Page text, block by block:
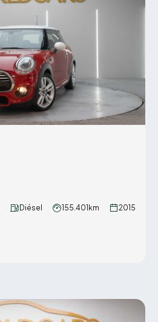
Diésel 155.401km 2015